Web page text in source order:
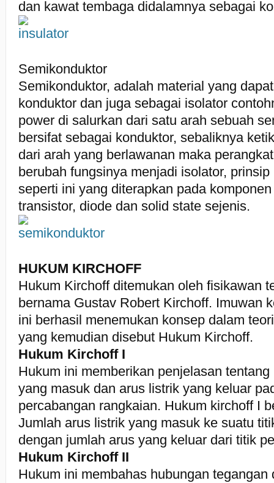
dan kawat tembaga didalamnya sebagai
Semikonduktor
Semikonduktor, adalah material yang
konduktor dan juga sebagai isolator
power di salurkan dari satu arah sebuah
bersifat sebagai konduktor, sebaliknya
dari arah yang berlawanan maka
berubah fungsinya menjadi isolator,
seperti ini yang diterapkan pada
transistor, diode dan solid state sejenis.
HUKUM KIRCHOFF
Hukum Kirchoff ditemukan oleh fisikawan
bernama Gustav Robert Kirchoff. Imuwan
ini berhasil menemukan konsep dalam
yang kemudian disebut Hukum Kirchoff.
Hukum Kirchoff I
Hukum ini memberikan penjelasan
yang masuk dan arus listrik yang keluar
percabangan rangkaian. Hukum kirchoff I
Jumlah arus listrik yang masuk ke suatu
dengan jumlah arus yang keluar dari titik
Hukum Kirchoff II
Hukum ini membahas hubungan tegangan